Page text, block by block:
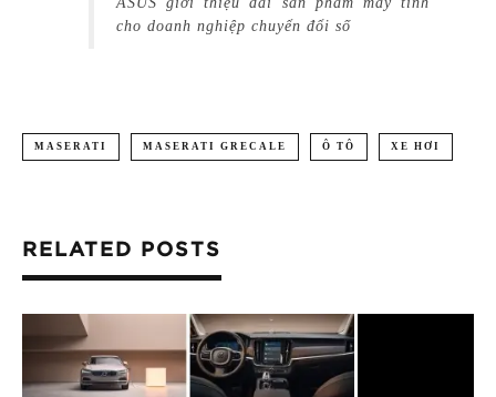
cho doanh nghiệp chuyển đổi số
MASERATI MASERATI GRECALE Ô TÔ XE HƠI
RELATED POSTS